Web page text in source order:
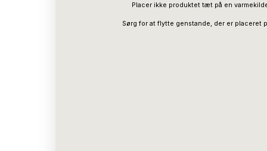
Placer ikke produktet tæt på en
Sørg for at flytte genstande, der er placeret